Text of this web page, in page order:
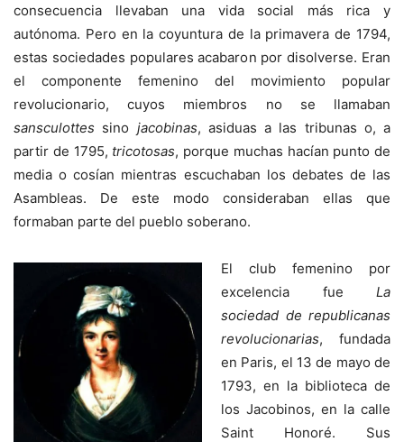
consecuencia llevaban una vida social más rica y
autónoma. Pero en la coyuntura de la primavera de 1794,
estas sociedades populares acabaron por disolverse. Eran
el componente femenino del movimiento popular
revolucionario, cuyos miembros no se llamaban
sansculottes sino jacobinas, asiduas a las tribunas o, a
partir de 1795, tricotosas, porque muchas hacían punto de
media o cosían mientras escuchaban los debates de las
Asambleas. De este modo consideraban ellas que
formaban parte del pueblo soberano.
El club femenino por
excelencia fue La
sociedad de republicanas
revolucionarias, fundada
en Paris, el 13 de mayo de
1793, en la biblioteca de
los Jacobinos, en la calle
Saint Honoré. Sus